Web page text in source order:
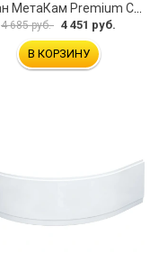
Экран МетаКам Premium Collection 4650208860133
4 685 руб. 4 451 руб.
В КОРЗИНУ